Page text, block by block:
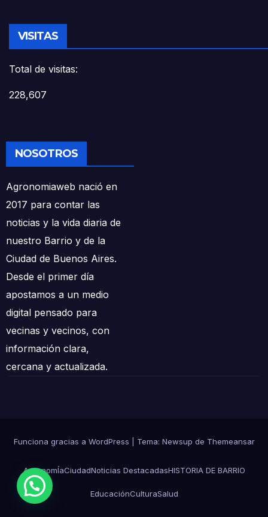
VISITAS
Total de visitas:
228,607
NOSOTROS
Agronomiaweb nació en
2017 para contar las
noticias y la vida diaria de
nuestro Barrio y de la
Ciudad de Buenos Aires.
Desde el primer día
apostamos a un medio
digital pensado para
vecinas y vecinos, con
información clara,
cercana y actualizada.
Funciona gracias a WordPress Tema: Newsup de Themeansar
AgronomÍaCiudadNoticias DestacadasHISTORIA DE BARRIO
EducaciónCulturaSalud